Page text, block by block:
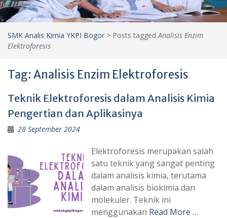
SMK Analis Kimia YKPI Bogor > Posts tagged Analisis Enzim
Elektroforesis
Tag: Analisis Enzim Elektroforesis
Teknik Elektroforesis dalam Analisis Kimia
Pengertian dan Aplikasinya
28 September 2024
Elektroforesis merupakan salah
satu teknik yang sangat penting
dalam analisis kimia, terutama
dalam analisis biokimia dan
molekuler. Teknik ini
menggunakan Read More …